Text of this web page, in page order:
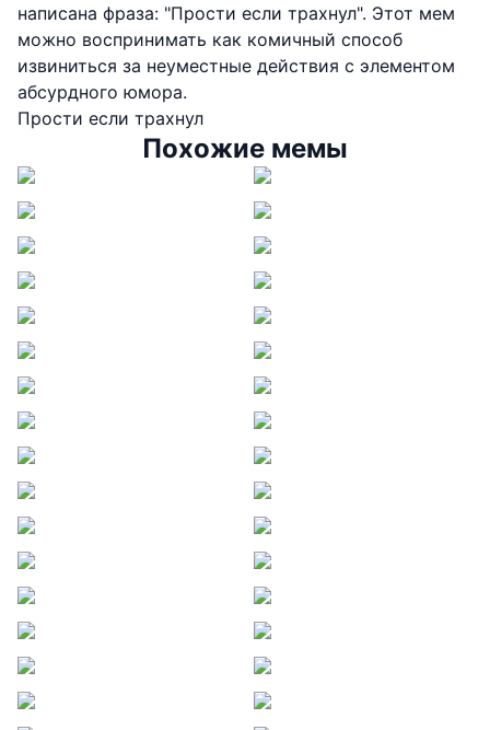
написана фраза: "Прости если трахнул". Этот мем
можно воспринимать как комичный способ
извиниться за неуместные действия с элементом
абсурдного юмора.
Прости если трахнул
Похожие мемы